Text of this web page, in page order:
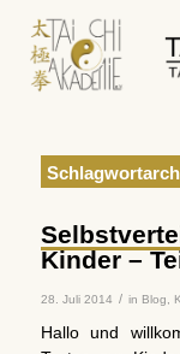
Kinder –
28. Juli 2014 / in Blog
Hallo und